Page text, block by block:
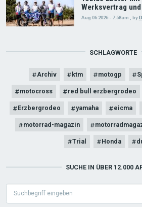
Werksvertrag
Aug 06 2026 - 7:58am by
SCHLAGWORTE
Archiv ktm motogp
motocross red bull erzbergrodeo
Erzbergrodeo yamaha eicma
motorrad-magazin
Trial Honda
SUCHE IN ÜBER 12.000